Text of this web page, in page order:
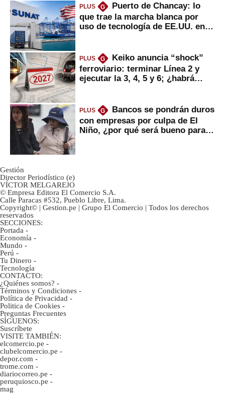
PLUS G
Puerto de Chancay: lo
que trae la marcha blanca por
uso de tecnología de EE.UU. en
PLUS G
Keiko anuncia “shock”
ferroviario: terminar Línea 2 y
ejecutar la 3, 4, 5 y 6; ¿habrá
PLUS G
Bancos se pondrán duros
con empresas por culpa de El
Niño, ¿por qué será bueno para
Gestión
Director Periodístico (e)
VÍCTOR MELGAREJO
© Empresa Editora El Comercio S.A.
Calle Paracas #532, Pueblo Libre, Lima.
Copyright© | Gestion.pe | Grupo El Comercio | Todos los derechos
reservados
SECCIONES:
Portada -
Economía -
Mundo -
Perú -
Tu Dinero -
Tecnología
CONTACTO:
¿Quiénes somos? -
Términos y Condiciones -
Política de Privacidad -
Politica de Cookies -
Preguntas Frecuentes
SÍGUENOS:
Suscríbete
VISITE TAMBIÉN:
elcomercio.pe -
clubelcomercio.pe -
depor.com -
trome.com -
diariocorreo.pe -
peruquiosco.pe -
mag